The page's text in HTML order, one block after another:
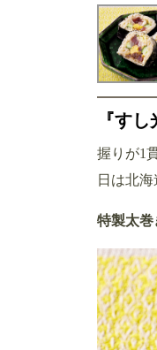
『す
握りが1
日は北
特製太